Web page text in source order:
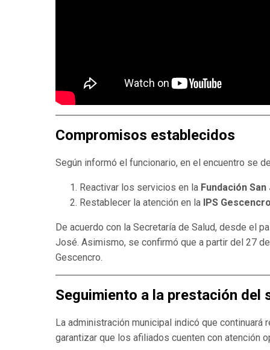
Compromisos establecidos
Según informó el funcionario, en el encuentro se
Reactivar los servicios en la Fundación
Restablecer la atención en la IPS Gescencro
De acuerdo con la Secretaría de Salud, desde el
José. Asimismo, se confirmó que a partir del 27
Gescencro.
Seguimiento a la prestación del
La administración municipal indicó que
garantizar que los afiliados cuenten con atención